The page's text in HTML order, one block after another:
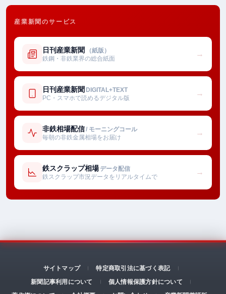
産業新聞のサービス
日刊産業新聞 （紙版）
鉄鋼・非鉄業界の総合紙面
→
日刊産業新聞 DIGITAL+TEXT
PC・スマホで読めるデジタル版
→
非鉄相場配信/ モーニングコール
毎朝の非鉄金属相場をお届け
→
鉄スクラップ相場 データ配信
鉄スクラップ市況データをリアルタイムで
→
サイトマップ
特定商取引法に基づく表記
新聞記事利用について
個人情報保護方針について